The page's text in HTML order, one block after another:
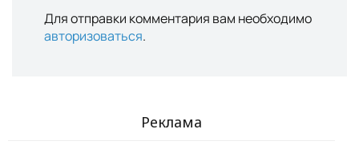
Для отправки комментария вам необходимо
авторизоваться.
Реклама